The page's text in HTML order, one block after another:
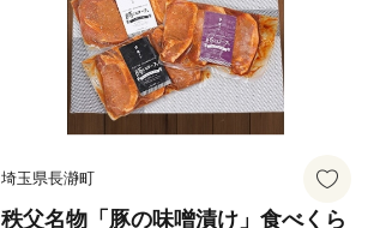
埼玉県長瀞町
秩父名物「豚の味噌漬け」食べくら